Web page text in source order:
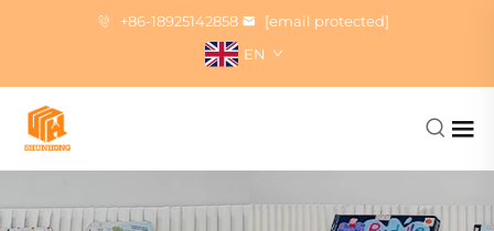
+86-18925142858
[email protected]
EN